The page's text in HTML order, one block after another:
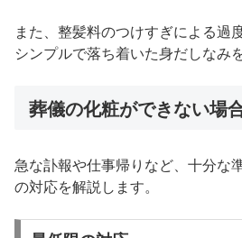
また、整髪料のつけすぎによる過
シンプルで落ち着いた身だしなみ
葬儀の化粧ができない場
急な訃報や仕事帰りなど、十分な
の対応を解説します。